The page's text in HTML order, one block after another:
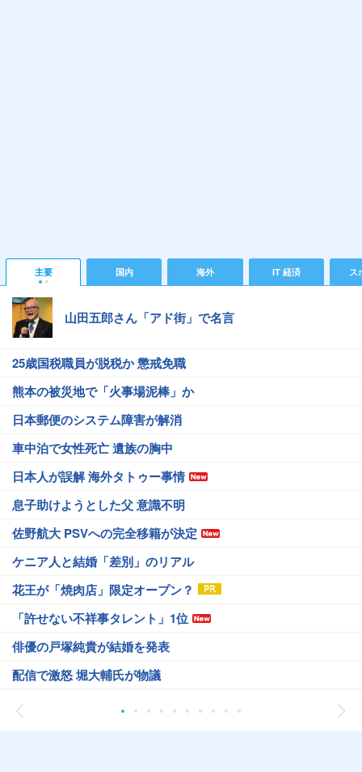
主要 国内 海外 IT 経済 ス
山田五郎さん「アド街」で名言
25歳国税職員が脱税か 懲戒免職
熊本の被災地で「火事場泥棒」か
日本郵便のシステム障害が解消
車中泊で女性死亡 遺族の胸中
日本人が誤解 海外タトゥー事情
息子助けようとした父 意識不明
佐野航大 PSVへの完全移籍が決定
ケニア人と結婚「差別」のリアル
花王が「焼肉店」限定オープン？
「許せない不祥事タレント」1位
俳優の戸塚純貴が結婚を発表
配信で激怒 堀大輔氏が物議